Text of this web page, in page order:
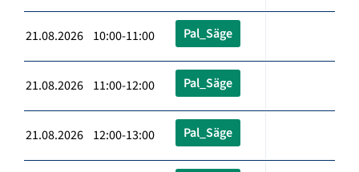
21.08.2026 10:00-11:00 Pal_Säge
21.08.2026 11:00-12:00 Pal_Säge
21.08.2026 12:00-13:00 Pal_Säge